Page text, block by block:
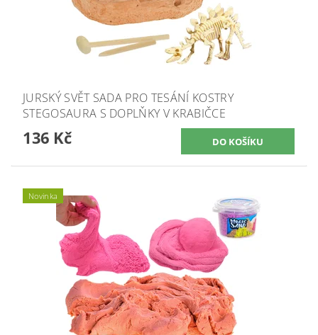
JURSKÝ SVĚT SADA PRO TESÁNÍ KOSTRY
STEGOSAURA S DOPLŇKY V KRABIČCE
136 Kč
Novinka